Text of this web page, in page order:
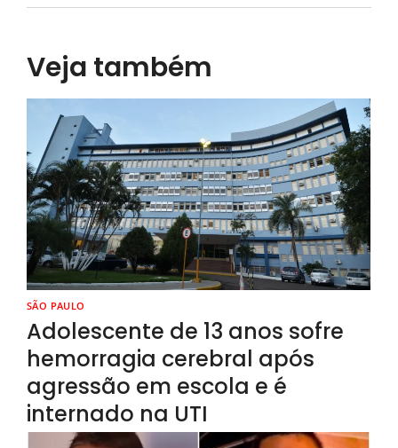
Veja também
SÃO PAULO
Adolescente de 13 anos sofre
hemorragia cerebral após
agressão em escola e é
internado na UTI